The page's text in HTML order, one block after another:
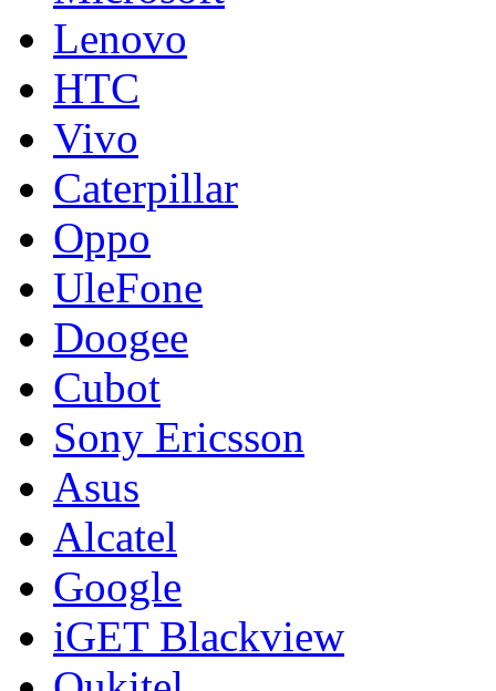
Lenovo
HTC
Vivo
Caterpillar
Oppo
UleFone
Doogee
Cubot
Sony Ericsson
Asus
Alcatel
Google
iGET Blackview